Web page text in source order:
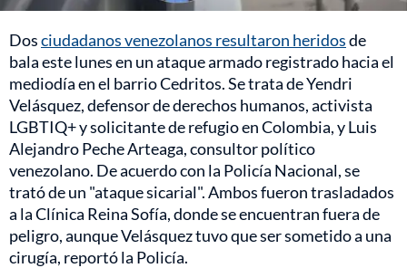
Dosciudadanos venezolanos resultaron heridosde
bala este lunes en un ataque armado registrado hacia el
mediodía en el barrio Cedritos. Se trata de Yendri
Velásquez, defensor de derechos humanos, activista
LGBTIQ+ y solicitante de refugio en Colombia, y Luis
Alejandro Peche Arteaga, consultor político
venezolano. De acuerdo con la Policía Nacional, se
trató de un "ataque sicarial". Ambos fueron trasladados
a la Clínica Reina Sofía, donde se encuentran fuera de
peligro, aunque Velásquez tuvo que ser sometido a una
cirugía, reportó la Policía.